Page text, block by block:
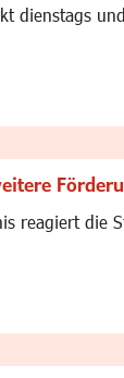
dienstags
reagiert die